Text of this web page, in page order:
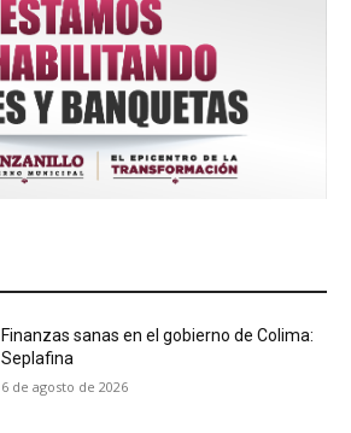
Finanzas sanas en el gobierno de Colima:
Seplafina
6 de agosto de 2026